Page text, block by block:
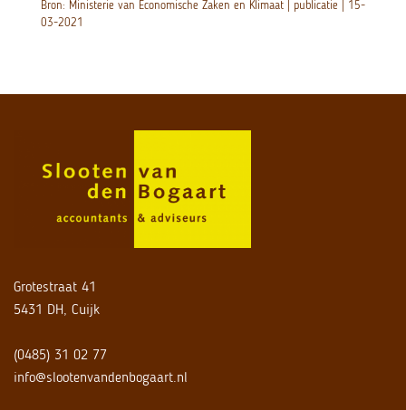
Bron: Ministerie van Economische Zaken en Klimaat | publicatie | 15-
03-2021
Grotestraat 41
5431 DH, Cuijk
(0485) 31 02 77
info@slootenvandenbogaart.nl